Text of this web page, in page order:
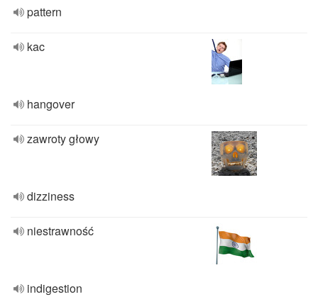
pattern
kac
hangover
zawroty głowy
dizziness
niestrawność
indigestion